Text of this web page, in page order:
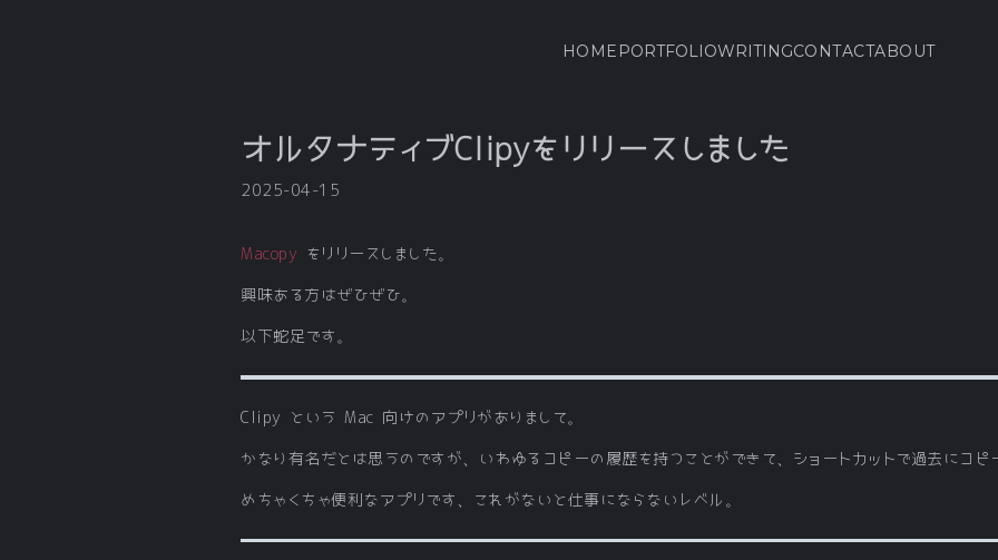
HOME PORTFOLIOWRITINGCONTACTABOUT
オルタナティブClipyをリリースしました
2025-04-15
Macopy をリリースしました。
興味ある方はぜひぜひ。
以下蛇足です。
Clipy という Mac 向けのアプリがありまして。
かなり有名だとは思うのですが、いわゆるコピーの履歴を持つことができて、ショートカットで過去にコピ
めちゃくちゃ便利なアプリです、これがないと仕事にならないレベル。